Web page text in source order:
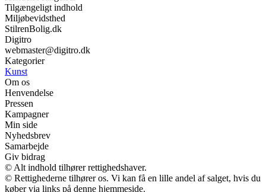
Tilgængeligt indhold
Miljøbevidsthed
StilrenBolig.dk
Digitro
webmaster@digitro.dk
Kategorier
Kunst
Om os
Henvendelse
Pressen
Kampagner
Min side
Nyhedsbrev
Samarbejde
Giv bidrag
© Alt indhold tilhører rettighedshaver.
© Rettighederne tilhører os. Vi kan få en lille andel af salget, hvis du
køber via links på denne hjemmeside.